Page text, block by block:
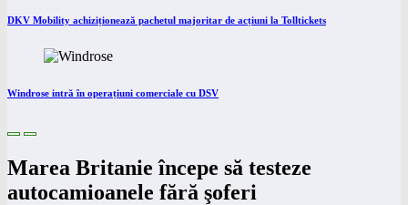
DKV Mobility achiziționează pachetul majoritar de acțiuni la Tolltickets
Windrose intră în operațiuni comerciale cu DSV
Marea Britanie începe să testeze
autocamioanele fără şoferi